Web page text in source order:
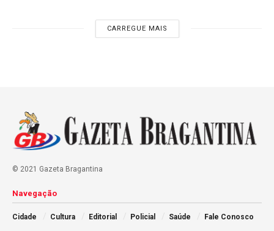
CARREGUE MAIS
© 2021 Gazeta Bragantina
Navegação
Cidade Cultura Editorial Policial Saúde Fale Conosco